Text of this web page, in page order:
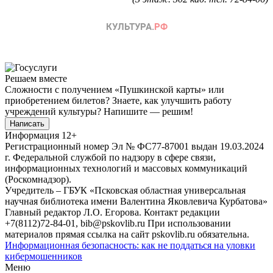
Решаем вместе
Сложности с получением «Пушкинской карты» или
приобретением билетов? Знаете, как улучшить работу
учреждений культуры? Напишите — решим!
Написать
Информация 12+
Регистрационный номер Эл № ФС77-87001 выдан 19.03.2024
г. Федеральной службой по надзору в сфере связи,
информационных технологий и массовых коммуникаций
(Роскомнадзор).
Учредитель – ГБУК «Псковская областная универсальная
научная библиотека имени Валентина Яковлевича Курбатова»
Главный редактор Л.О. Егорова. Контакт редакции
+7(8112)72-84-01, bib@pskovlib.ru При использовании
материалов прямая ссылка на сайт pskovlib.ru обязательна.
Информационная безопасность: как не поддаться на уловки
кибермошенников
Меню